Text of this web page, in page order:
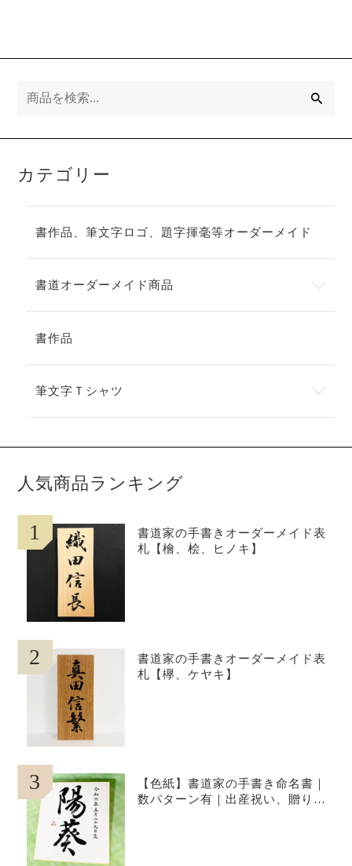
カテゴリー
書作品、筆文字ロゴ、題字揮毫等オーダーメイド
書道オーダーメイド商品
書作品
筆文字Ｔシャツ
人気商品ランキング
1
書道家の手書きオーダーメイド表
札【檜、桧、ヒノキ】
2
書道家の手書きオーダーメイド表
札【欅、ケヤキ】
3
【色紙】書道家の手書き命名書｜
数パターン有｜出産祝い、贈り物